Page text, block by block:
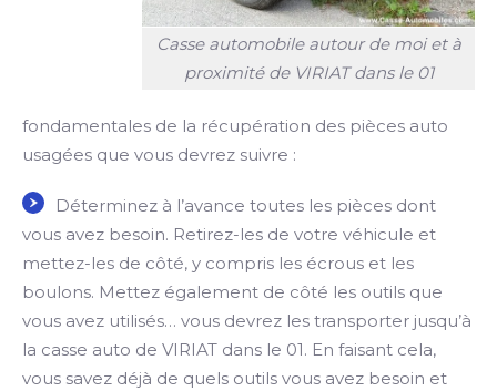
Casse automobile autour de moi et à
proximité de VIRIAT dans le 01
fondamentales de la récupération des pièces auto
usagées que vous devrez suivre :
Déterminez à l’avance toutes les pièces dont
vous avez besoin. Retirez-les de votre véhicule et
mettez-les de côté, y compris les écrous et les
boulons. Mettez également de côté les outils que
vous avez utilisés… vous devrez les transporter jusqu’à
la casse auto de VIRIAT dans le 01. En faisant cela,
vous savez déjà de quels outils vous avez besoin et